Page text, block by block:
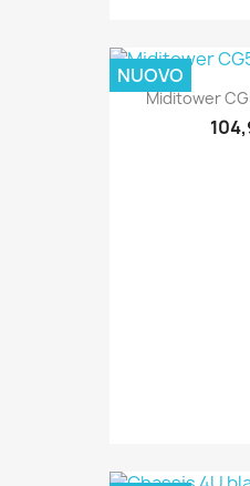
Miditower
NUOVO